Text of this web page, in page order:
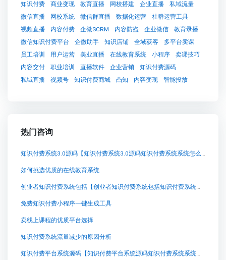
知识付费
商业变现 教育直播 网校搭建 企业直播
私域流量
微信直播
网校系统 微信群直播 数据化运营
社群运营工具
视频直播
内容付费 企微SCRM 内容防盗 企业微信
教育录播
微信知识付费平台
企微助手 知识店铺 全域获客
多平台卖课
员工培训
用户运营 美业直播 在线教育系统 小程序
卖课技巧
内容交付
职业培训 直播软件 企业营销
知识付费源码
私域直播
视频号 知识付费商城 凸知 内容变现 智能投放
热门咨询
知识付费系统3.0源码【知识付费系统3.0源码知识付费系统系统怎么制作，知识付费系统搭建使用教程】
如何挑选优质的在线教育系统
创业者知识付费系统包括【创业者知识付费系统包括知识付费系统系统怎么制作，知识付费系统搭建使用教程】
免费知识付费小程序一键生成工具
卖线上课程的优质平台选择
知识付费系统流量减少的原因分析
知识付费平台系统源码【知识付费平台系统源码知识付费系统系统怎么制作，知识付费系统搭建使用教程】